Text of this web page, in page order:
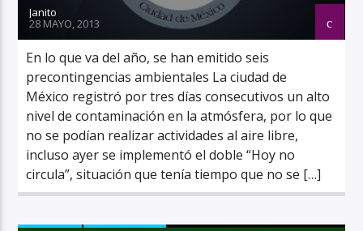
Janito
28 MAYO, 2013
En lo que va del año, se han emitido seis
precontingencias ambientales La ciudad de
México registró por tres días consecutivos un alto
nivel de contaminación en la atmósfera, por lo que
no se podían realizar actividades al aire libre,
incluso ayer se implementó el doble “Hoy no
circula”, situación que tenía tiempo que no se […]